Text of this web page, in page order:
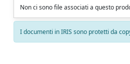
Non ci sono file associati a questo
I documenti in IRIS sono protetti da